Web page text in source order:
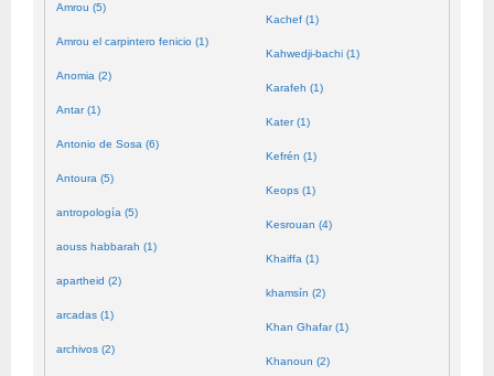
Amrou (5)
Amrou el carpintero fenicio (1)
Anomia (2)
Antar (1)
Antonio de Sosa (6)
Antoura (5)
antropología (5)
aouss habbarah (1)
apartheid (2)
arcadas (1)
archivos (2)
Kachef (1)
Kahwedji-bachi (1)
Karafeh (1)
Kater (1)
Kefrén (1)
Keops (1)
Kesrouan (4)
Khaiffa (1)
khamsín (2)
Khan Ghafar (1)
Khanoun (2)